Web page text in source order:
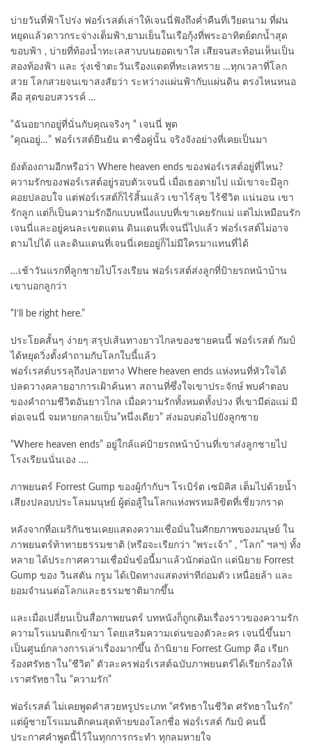
บ่ายวันที่ฟ้าโปร่ง ฟอร์เรสต์เล่าให้เจนนี่ฟังถึงค่ำคืนที่เวียดนาม ที่ฝน
หยุดแล้วดาวกระจ่างเต็มฟ้า,ยามเย็นในเรือกุ้งที่พระอาทิตย์ตกน้ำสุด
ขอบฟ้า , บ่ายที่ท้องน้ำทะเลสาบบนยอดเขาใส เสียจนสะท้อนเห็นเป็น
สองท้องฟ้า และ รุ่งเช้าตะวันเรืองแดดที่ทะเลทราย …ทุกเวลาที่โลก
สวย โลกสวยจนเขาสงสัยว่า ระหว่างแผ่นฟ้ากับแผ่นดิน ตรงไหนหนอ
คือ สุดขอบสวรรค์ …
“ฉันอยากอยู่ที่นั่นกับคุณจริงๆ “ เจนนี่ พูด
“คุณอยู่…” ฟอร์เรสต์ยืนยัน ตาซื่อคู่นั้น จริงจังอย่างที่เคยเป็นมา
ยังต้องถามอีกหรือว่า Where heaven ends ของฟอร์เรสต์อยู่ที่ไหน?
ความรักของฟอร์เรสต์อยู่รอบตัวเจนนี่ เมื่อเธอตายไป แม้เขาจะมีลูก
คอยปลอบใจ แต่ฟอร์เรสต์ก็ไร้สิ้นแล้ว เขาไร้สุข ไร้ชีวิต แน่นอน เขา
รักลูก แต่ก็เป็นความรักอีกแบบหนึ่งแบบที่เขาเคยรักแม่ แต่ไม่เหมือนรัก
เจนนี่และอยู่คนละเขตแดน ดินแดนที่เจนนี่ไปแล้ว ฟอร์เรสต์ไม่อาจ
ตามไปได้ และดินแดนที่เจนนี่เคยอยู่ก็ไม่มีใครมาแทนที่ได้
…เช้าวันแรกที่ลูกชายไปโรงเรียน ฟอร์เรสต์ส่งลูกที่ป้ายรถหน้าบ้าน
เขาบอกลูกว่า
“I‘ll be right here.”
ประโยคสั้นๆ ง่ายๆ สรุปเส้นทางยาวไกลของชายคนนี้ ฟอร์เรสต์ กัมป์
ได้หยุดวิ่งตั้งคำถามกับโลกใบนี้แล้ว
ฟอร์เรสต์บรรลุถึงปลายทาง Where heaven ends แห่งหนที่หัวใจได้
ปลดวางคลายอาการเฝ้าค้นหา สถานที่ซึ่งใจเขาประจักษ์ พบคำตอบ
ของคำถามชีวิตอันยาวไกล เมื่อความรักทั้งหมดทั้งปวง ที่เขามีต่อแม่ มี
ต่อเจนนี่ จมหายกลายเป็น”หนึ่งเดียว” ส่งมอบต่อไปยังลูกชาย
“Where heaven ends” อยู่ใกล้แค่ป้ายรถหน้าบ้านที่เขาส่งลูกชายไป
โรงเรียนนั่นเอง ….
ภาพยนตร์ Forrest Gump ของผู้กำกับฯ โรเบิร์ต เซมิคิส เต็มไปด้วยน้ำ
เสียงปลอบประโลมมนุษย์ ผู้ต่อสู้ในโลกแห่งพรหมลิขิตที่เชี่ยวกราด
หลังจากที่อเมริกันชนเคยแสดงความเชื่อมั่นในศักยภาพของมนุษย์ ใน
ภาพยนตร์ท้าทายธรรมชาติ (หรือจะเรียกว่า “พระเจ้า” , “โลก” ฯลฯ) ทั้ง
หลาย ได้ประกาศความเชื่อมั่นข้อนี้มาแล้วนักต่อนัก แต่นิยาย Forrest
Gump ของ วินสตัน กรูม ได้เปิดทางแสดงท่าทีถ่อมตัว เหนื่อยล้า และ
ยอมจำนนต่อโลกและธรรมชาติมากขึ้น
และเมื่อเปลี่ยนเป็นสื่อภาพยนตร์ บทหนังก็ถูกเติมเรื่องราวของความรัก
ความโรแมนติกเข้ามา โดยเสริมความเด่นของตัวละคร เจนนี่ขึ้นมา
เป็นศูนย์กลางการเล่าเรื่องมากขึ้น ถ้านิยาย Forrest Gump คือ เรียก
ร้องศรัทธาใน”ชีวิต” ตัวละครฟอร์เรสต์ฉบับภาพยนตร์ได้เรียกร้องให้
เราศรัทธาใน “ความรัก”
ฟอร์เรสต์ ไม่เคยพูดคำสวยหรูประเภท “ศรัทธาในชีวิต ศรัทธาในรัก”
แต่ผู้ชายโรแมนติกคนสุดท้ายของโลกชื่อ ฟอร์เรสต์ กัมป์ คนนี้
ประกาศคำพูดนี้ไว้ในทุกการกระทำ ทุกลมหายใจ